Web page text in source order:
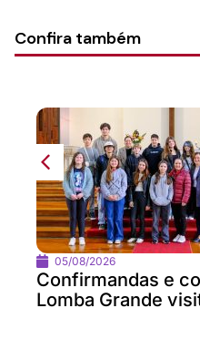
Confira também
05/08/2026
Confirmandas e
Lomba Grande